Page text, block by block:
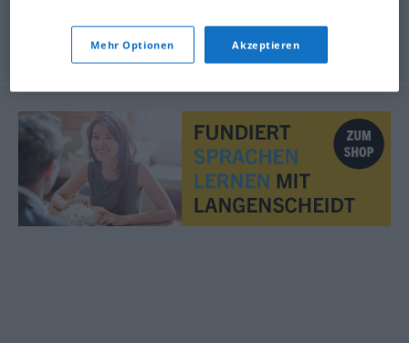
© OpenThesaurus.de
Mehr Optionen Akzeptieren